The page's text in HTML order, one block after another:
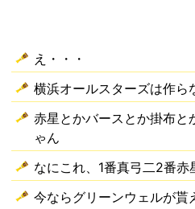
え・・・
横浜オールスターズは作ら
赤星とかバースとか掛布と
ゃん
なにこれ、1番真弓二2番赤
今ならグリーンウェルが貰